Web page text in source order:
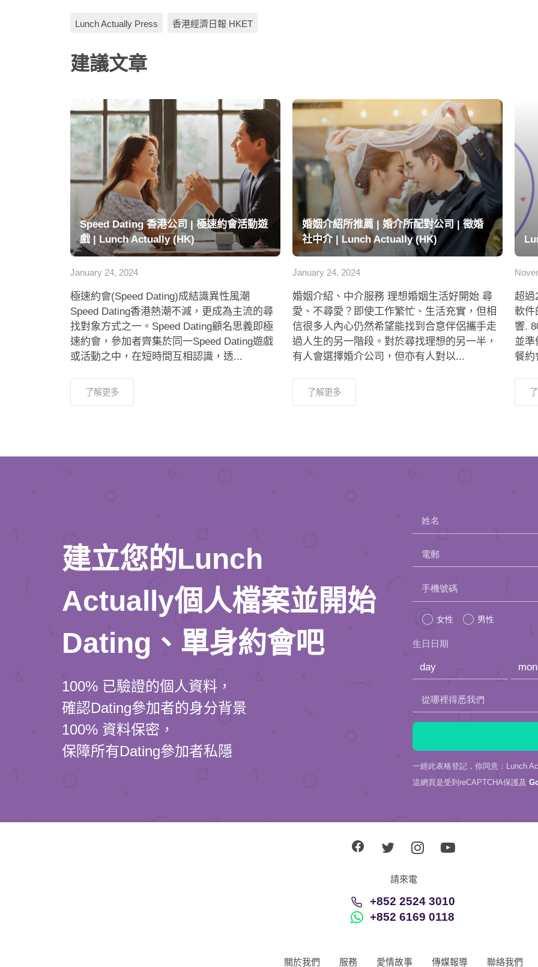
Lunch Actually Press 香港經濟日報 HKET
建議文章
Speed Dating 香港公司 | 極速約會活動遊
戲 | Lunch Actually (HK)
January 24, 2024
極速約會(Speed Dating)成結識異性風潮
Speed Dating香港熱潮不減，更成為主流的尋
找對象方式之一。Speed Dating顧名思義即極
速約會，參加者齊集於同一Speed Dating遊戲
或活動之中，在短時間互相認識，透...
了解更多
婚姻介紹所推薦 | 婚介所配對公司 | 徵婚
社中介 | Lunch Actually (HK)
January 24, 2024
婚姻介紹、中介服務 理想婚姻生活好開始 尋
愛、不尋愛？即使工作繁忙、生活充實，但相
信很多人內心仍然希望能找到合意伴侶攜手走
過人生的另一階段。對於尋找理想的另一半，
有人會選擇婚介公司，但亦有人對以...
了解更多
超過
軟件
響.
並準
餐約
建立您的Lunch
Actually個人檔案並開始
Dating、單身約會吧
100% 已驗證的個人資料，
確認Dating參加者的身分背景
100% 資料保密，
保障所有Dating參加者私隱
姓名
電郵
Please
field
empty.
手機號碼
女性 男性
生日日期
從哪裡得悉我們
一經此表格登記，你同意：Lunch
這網頁是受到reCAPTCHA保護及
請來電
+852 2524 3010
+852 6169 0118
關於我們 服務 愛情故事 傳媒報導 聯絡我們